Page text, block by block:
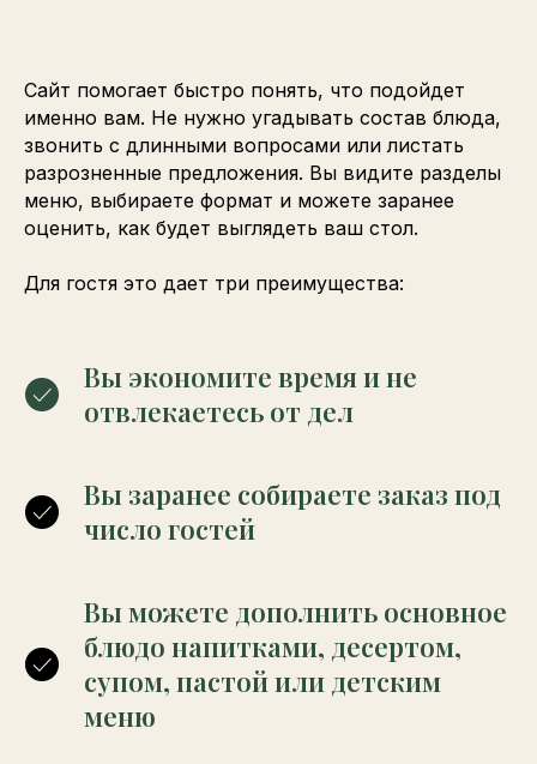
Сайт помогает быстро понять, что подойдет
именно вам. Не нужно угадывать состав блюда,
звонить с длинными вопросами или листать
разрозненные предложения. Вы видите разделы
меню, выбираете формат и можете заранее
оценить, как будет выглядеть ваш стол.
Для гостя это дает три преимущества:
Вы экономите время и не
отвлекаетесь от дел
Вы заранее собираете заказ под
число гостей
Вы можете дополнить основное
блюдо напитками, десертом,
супом, пастой или детским
меню